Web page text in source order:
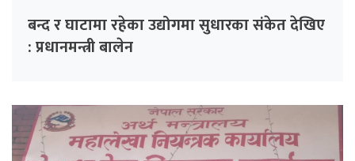
बन्द र घाटामा रहेका उद्योगमा सुधारका संकेत देखिए
: प्रधानमन्त्री बालेन